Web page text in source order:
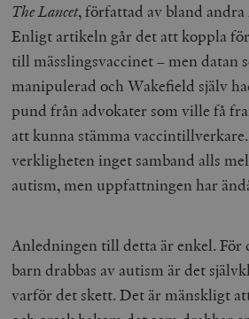
The Lancet, författad av bland
Enligt artikeln går det att koppla
till mässlingsvaccinet – men datan
manipulerad och Wakefield själv
pund från advokater som ville få
att kunna stämma
verkligheten inget samband alls
autism, men uppfattningen har
Anledningen till detta är enkel. För
barn drabbas av autism är det
varför det skett. Det är mänskligt